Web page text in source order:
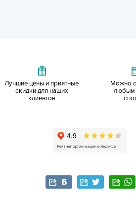
Лучшие цены и приятные
скидки для наших
клиентов
Можно
любым